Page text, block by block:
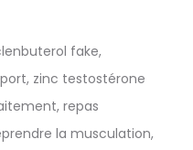
fake,
zinc testostérone
repas
la musculation,